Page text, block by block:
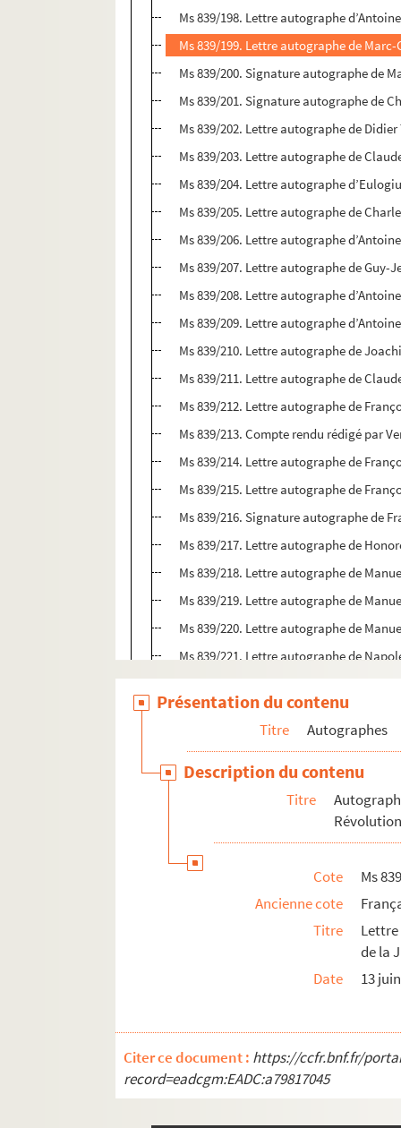
Ms 839/198. Lettre autographe
Ms 839/199. Lettre autographe de
Ms 839/200. Signature autographe de
Ms 839/201. Signature autographe de
Ms 839/202. Lettre autographe de
Ms 839/203. Lettre autographe de
Ms 839/204. Lettre autographe
Ms 839/205. Lettre autographe de
Ms 839/206. Lettre autographe
Ms 839/207. Lettre autographe de
Ms 839/208. Lettre autographe
Ms 839/209. Lettre autographe
Ms 839/210. Lettre autographe de
Ms 839/211. Lettre autographe de
Ms 839/212. Lettre autographe de
Ms 839/213. Compte rendu rédigé par
Ms 839/214. Lettre autographe de
Ms 839/215. Lettre autographe de
Ms 839/216. Signature autographe de
Ms 839/217. Lettre autographe de
Ms 839/218. Lettre autographe de
Ms 839/219. Lettre autographe de
Ms 839/220. Lettre autographe de
Ms 839/221. Lettre autographe de
Ms 839/222. Lettre autographe de
Ms 839/223. Lettre autographe de Luiz
Ms 839/224. Lettre autographe de Luiz
Ms 839/225. Lettre autographe
Ms 839/226. Lettre autographe de
Ms 839/227. Lettre autographe
Ms 839/229. Lettre autographe d’Alexei
Ms 839/230. Lettre autographe
Ms 839/231. Lettre autographe d’Albin
Ms 839/232. Lettre autographe de
Ms 839/233. Lettre autographe
Autographes de la série « Hommes
Présentation du contenu
Titre Autographes
Description du contenu
Titre
Cote
Ms
Ancienne cote
Titre
de la
Date
13
Citer ce document : https://ccfr.bnf.fr/
record=eadcgm:EADC:a79817045